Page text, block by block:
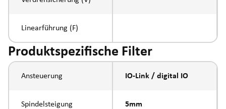
Linearführung (F)
Produktspezifische Filter
Ansteuerung IO-Link / digital IO
Spindelsteigung 5mm